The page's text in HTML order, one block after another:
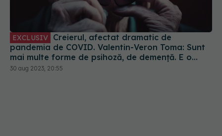
EXCLUSIV
pandemia de COVID. Valentin-Veron Toma: Sunt
mai multe forme de psihoză, de demență. E o
accelerare a unor fenomene care păreau să fie
30 aug 2023, 20:55